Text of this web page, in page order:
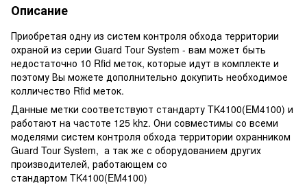
Описание
Приобретая одну из систем контроля обхода территории
охраной из серии Guard Tour System - вам может быть
недостаточно 10 Rfid меток, которые идут в комплекте и
поэтому Вы можете дополнительно докупить необходимое
колличество Rfid меток.
Данные метки соответствуют стандарту TK4100(EM4100) и
работают на частоте 125 khz. Они совместимы со всеми
моделями систем контроля обхода территории охранником
Guard Tour System, а так же с оборудованием других
производителей, работающем со
стандартом TK4100(EM4100)